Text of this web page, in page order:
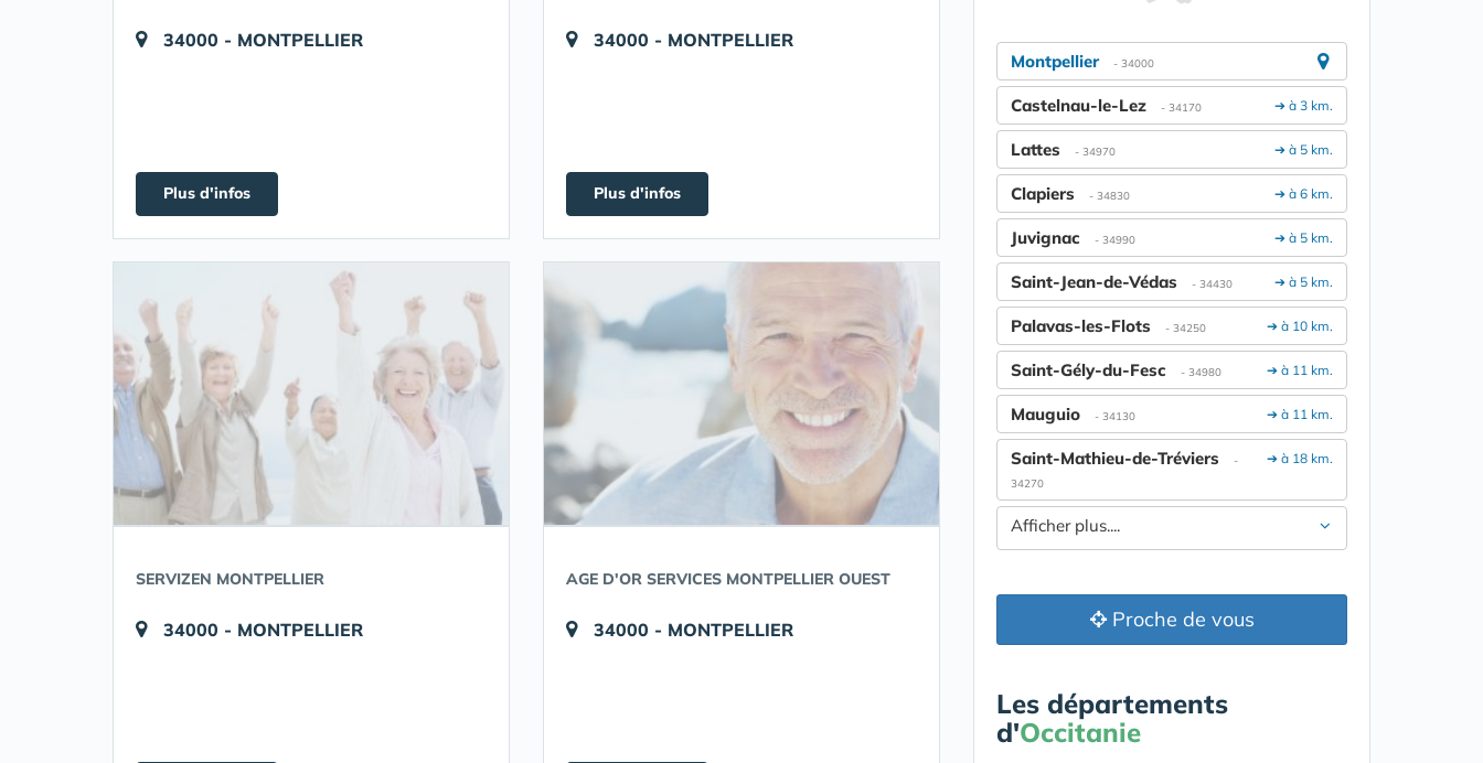
34000 - MONTPELLIER
Plus d'infos
34000 - MONTPELLIER
Plus d'infos
SERVIZEN MONTPELLIER
34000 - MONTPELLIER
AGE D'OR SERVICES MONTPELLIER OUEST
34000 - MONTPELLIER
Montpellier - 34000
➔ à 3 km.
Castelnau-le-Lez - 34170
➔ à 5 km.
Lattes - 34970
➔ à 6 km.
Clapiers - 34830
➔ à 5 km.
Juvignac - 34990
➔ à 5 km.
Saint-Jean-de-Védas - 34430
➔ à 10 km.
Palavas-les-Flots - 34250
➔ à 11 km.
Saint-Gély-du-Fesc - 34980
➔ à 11 km.
Mauguio - 34130
➔ à 18 km.
Saint-Mathieu-de-Tréviers
-
34270
Afficher plus....
Proche de vous
Les départements
d'Occitanie